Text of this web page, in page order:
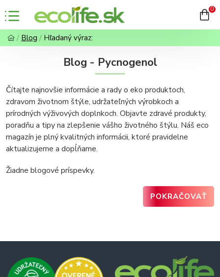
0
Blog Hľadaný výraz:
Blog - Pycnogenol
Čítajte najnovšie informácie a rady o eko produktoch,
zdravom životnom štýle, udržateľných výrobkoch a
prírodných výživových doplnkoch. Objavte zdravé produkty,
poradňu a tipy na zlepšenie vášho životného štýlu. Náš eco
magazín je plný kvalitných informácii, ktoré pravidelne
aktualizujeme a dopĺňame.
Žiadne blogové príspevky.
POKRAČOVAŤ